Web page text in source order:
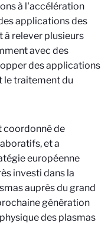
à l'accélération
applications des
à relever plusieurs
avec des
des applications
le traitement du
coordonné de
et a
européenne
investi dans la
auprès du grand
génération
des plasmas